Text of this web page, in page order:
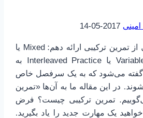
2017-05-14
ابتدا تعریفی از تمرین ترکیبی ارائه دهم: ‫Mixed یا
Varied یا Variable یا Interleaved Practice به
گفته می‌شود که به یک سرفصل خاص
در این مقاله ما به آن‌ها «تمرین
تمرین ترکیبی چیست؟ فرض
یک مهارت جدید را یاد بگیرید.